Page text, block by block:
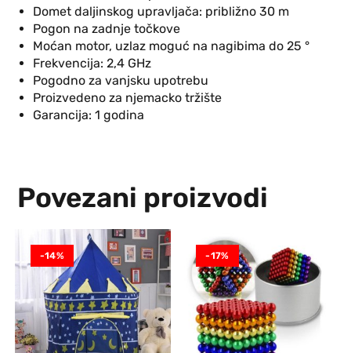
Domet daljinskog upravljača: približno 30 m
Pogon na zadnje točkove
Moćan motor, uzlaz moguć na nagibima do 25 °
Frekvencija: 2,4 GHz
Pogodno za vanjsku upotrebu
Proizvedeno za njemacko tržište
Garancija: 1 godina
Povezani proizvodi
-14% -17%